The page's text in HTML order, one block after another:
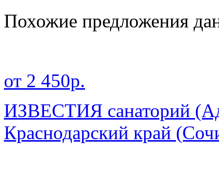
Похожие предложения
от 2 450р.
ИЗВЕСТИЯ санаторий
Краснодарский край